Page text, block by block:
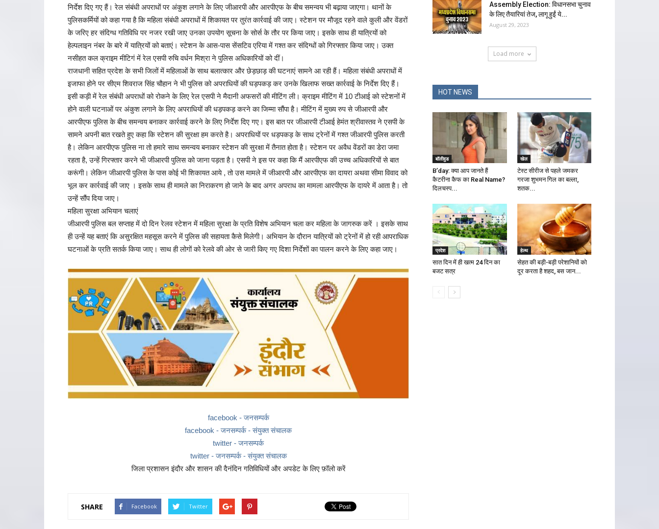
निर्देश दिए गए हैं। रेल संबंधी अपराधों पर अंकुश लगाने के लिए जीआरपी और आरपीएफ के बीच समन्वय भी बढ़ाया जाएगा। थानों के
पुलिसकर्मियों को कहा गया है कि महिला संबंधी अपराधों में शिकायत पर तुरंत कार्रवाई की जाए। स्टेशन पर मौजूद रहने वाले कुली और वेंडरों
के जरिए हर संदिग्ध गतिविधि पर नजर रखी जाए उनका उपयोग सूचना के सोर्स के तौर पर किया जाए। इसके साथ ही यात्रियों को
हेल्पलाइन नंबर के बारे में यात्रियों को बताएं। स्टेशन के आस-पास सेंसटिव एरिया में गश्त कर संदिग्धों को गिरफ्तार किया जाए। उक्त
नसीहत कल क्राइम मीटिगं में रेल एसपी रुचि वर्धन मिश्रा ने पुलिस अधिकारियों को दीं।
राजधानी सहित प्रदेश के सभी जिलों में महिलाओं के साथ बलात्कार और छेड़छाड़ की घटनाएं सामने आ रही हैं। महिला संबंधी अपराधों में
इजाफा होने पर सीएम शिवराज सिंह चौहान ने भी पुलिस को अपराधियों की घड़पकड़ कर उनके खिलाफ सख्त कार्रवाई के निर्देश दिए हैं।
इसी कड़ी में रेल संंबंधी अपराधों को रोकने के लिए रेल एसपी ने मैदानी अफसरों की मीटिंग ली। क्राइम मीटिंग में 10 टीआई को स्टेशनों में
होने वाली घटनाओं पर अंकुश लगाने के लिए अपराधियों की धड़पकड़ करने का जिम्मा सौंपा है। मीटिंग में मुख्य रुप से जीआरपी और
आरपीएफ पुलिस के बीच समन्वय बनाकर कार्रवाई करने के लिए निर्देश दिए गए। इस बात पर जीआरपी टीआई हेमंत श्रीवास्तव ने एसपी के
सामने अपनी बात रखते हुए कहा कि स्टेशन की सुरक्षा हम करते है। अपराधियों पर धड़पकड़ के साथ ट्रेनों में गश्त जीआरपी पुलिस करती
है। लेकिन आरपीएफ पुलिस ना तो हमारे साथ समन्वय बनाकर स्टेशन की सुरक्षा में तैनात होता है। स्टेशन पर अवैध वेंडरों का डेरा जमा
रहता है, उन्हें गिरफ्तार करने भी जीआरपी पुलिस को जाना पड़ता है। एसपी ने इस पर कहा कि मैं आरपीएफ की उच्च अधिकारियों से बात
करूंगी। लेकिन जीआरपी पुलिस के पास कोई भी शिकायत आये , तो उस मामले में जीआरपी और आरपीएफ का दायरा अथवा सीमा विवाद को
भूल कर कार्रवाई की जाए । इसके साथ ही मामले का निराकरण हो जाने के बाद अगर अपराध का मामला आरपीएफ के दायरे में आता है। तो
उन्हें सौंप दिया जाए।
महिला सुरक्षा अभियान चलाएं
जीआरपी पुलिस बल सप्ताह में दो दिन रेलव स्टेशन में महिला सुरक्षा के प्रति विशेष अभियान चला कर महिला के जागरुक करें । इसके साथ
ही उन्हें यह बताएं कि असुरक्षित महसूस करने में पुलिस की सहायता कैसे मिलेगी। अभियान के दौरान यात्रियों को ट्रेनों में हो रही आपराधिक
घटनाओं के प्रति सतर्क किया जाए। साथ ही लोगों को रेलवे की ओर से जारी किए गए दिशा निर्देशों का पालन करने के लिए कहा जाए।
facebook - जनसम्पर्क
facebook - जनसम्पर्क - संयुक्त संचालक
twitter - जनसम्पर्क
twitter - जनसम्पर्क - संयुक्त संचालक
जिला प्रशासन इंदौर और शासन की दैनंदिन गतिविधियों और अपडेट के लिए फ़ॉलो करें
SHARE Facebook Twitter
Assembly Election: विधानसभा चुनाव
के लिए तैयारियां तेज, लागू हुईं ये...
August 29, 2023
Load more
HOT NEWS
बॉलीवुड
B’day: क्या आप जानते हैं
कैटरीना कैफ का Real Name?
दिलचस्प...
खेल
टेस्ट सीरीज से पहले जमकर
गरजा शुभमन गिल का बल्ला,
शतक...
प्रदेश
सात दिन में ही खत्म 24 दिन का
बजट सत्र
हेल्थ
सेहत की बड़ी-बड़ी परेशानियों को
दूर करता है शहद, बस जान...